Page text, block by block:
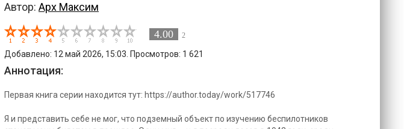
Автор: Арх Максим
4.00 2
Добавлено: 12 май 2026, 15:03. Просмотров: 1 621
Аннотация:
Первая книга серии находится тут: https://author.today/work/517746
Я и представить себе не мог, что подземный объект по изучению беспилотников